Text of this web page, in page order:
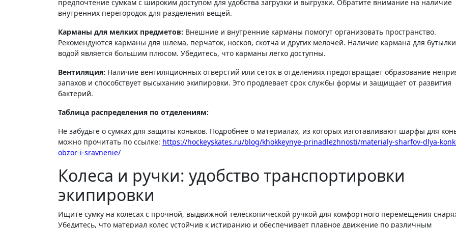
предпочтение сумкам с широким доступом для удобства загрузки и выгрузки. Обратите внимание на наличие
внутренних перегородок для разделения вещей.
Карманы для мелких предметов: Внешние и внутренние карманы помогут организовать пространство.
Рекомендуются карманы для шлема, перчаток, носков, скотча и других мелочей. Наличие кармана для
водой является большим плюсом. Убедитесь, что карманы легко доступны.
Вентиляция: Наличие вентиляционных отверстий или сеток в отделениях предотвращает образование
запахов и способствует высыханию экипировки. Это продлевает срок службы формы и защищает от развития
бактерий.
Таблица распределения по отделениям:
Не забудьте о сумках для защиты коньков. Подробнее о материалах, из которых изготавливают шарфы для
можно прочитать по ссылке: https://hockeyskates.ru/blog/khokkeynye-prinadlezhnosti/materialy-sharfov-dlya-
obzor-i-sravnenie/
Колеса и ручки: удобство транспортировки
экипировки
Ищите сумку на колесах с прочной, выдвижной телескопической ручкой для комфортного перемещения
Убедитесь, что материал колес устойчив к истиранию и обеспечивает плавное движение по различным